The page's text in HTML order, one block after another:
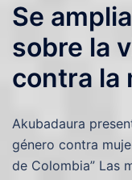
Se
sobre la
contra la
Akubadaura
género contra
de Colombia” Las